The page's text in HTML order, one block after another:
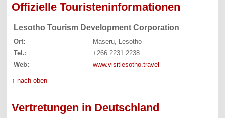
Offizielle Touristeninformationen
Lesotho Tourism Development Corporation
Ort:
Maseru, Lesotho
Tel.:
+266 2231 2238
Web:
www.visitlesotho.travel
↑ nach oben
Vertretungen in Deutschland